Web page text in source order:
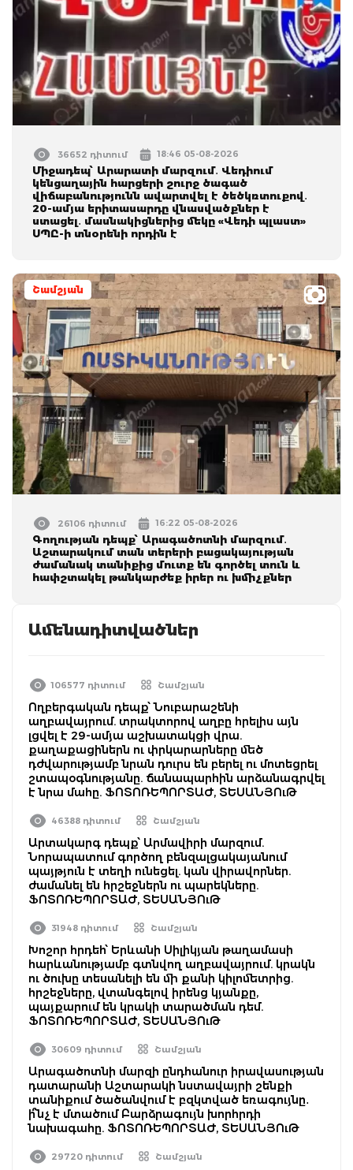
36652 դիտում 18:46 05-08-2026
Միջադեպ՝ Արարատի մարզում․ Վեդիում
կենցաղային հարցերի շուրջ ծագած
վիճաբանությունն ավարտվել է ծեծկռտուքով․
20-ամյա երիտասարդը վնասվածքներ է
ստացել․ մասնակիցներից մեկը «Վեդի պլաստ»
ՍՊԸ-ի տնօրենի որդին է
Շամշյան
26106 դիտում 16:22 05-08-2026
Գողության դեպք՝ Արագածոտնի մարզում․
Աշտարակում տան տերերի բացակայության
ժամանակ տանիքից մուտք են գործել տուն և
հափշտակել թանկարժեք իրեր ու խմիչքներ
Ամենադիտվածներ
106577 դիտում Շամշյան
Ողբերգական դեպք՝ Նուբարաշենի
աղբավայրում. տրակտորով աղբը հրելիս այն
լցվել է 29-ամյա աշխատակցի վրա.
քաղաքացիներն ու փրկարարները մեծ
դժվարությամբ նրան դուրս են բերել ու մոտեցրել
շտապօգնությանը. ճանապարհին արձանագրվել
է նրա մահը. ՖՈՏՈՌԵՊՈՐՏԱԺ, ՏԵՍԱՆՅՈւԹ
46388 դիտում Շամշյան
Արտակարգ դեպք՝ Արմավիրի մարզում.
Նորապատում գործող բենզալցակայանում
պայթյուն է տեղի ունեցել. կան վիրավորներ.
ժամանել են հրշեջներն ու պարեկները.
ՖՈՏՈՌԵՊՈՐՏԱԺ, ՏԵՍԱՆՅՈւԹ
31948 դիտում Շամշյան
Խոշոր հրդեհ՝ Երևանի Սիլիկյան թաղամասի
հարևանությամբ գտնվող աղբավայրում. կրակն
ու ծուխը տեսանելի են մի քանի կիլոմետրից.
հրշեջները, վտանգելով իրենց կյանքը,
պայքարում են կրակի տարածման դեմ.
ՖՈՏՈՌԵՊՈՐՏԱԺ, ՏԵՍԱՆՅՈւԹ
30609 դիտում Շամշյան
Արագածոտնի մարզի ընդհանուր իրավասության
դատարանի Աշտարակի նստավայրի շենքի
տանիքում ծածանվում է բզկտված եռագույնը․
ի՞նչ է մտածում Բարձրագույն խորհրդի
նախագահը. ՖՈՏՈՌԵՊՈՐՏԱԺ, ՏԵՍԱՆՅՈւԹ
29720 դիտում Շամշյան